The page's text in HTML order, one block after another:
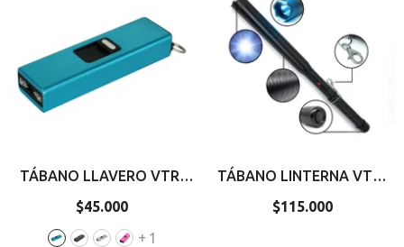
TÁBANO LLAVERO VTR-
711- Azul
Precio
regular
$45.000
+ 1
TÁBANO LINTERNA VTR-
210
Precio
$115.000